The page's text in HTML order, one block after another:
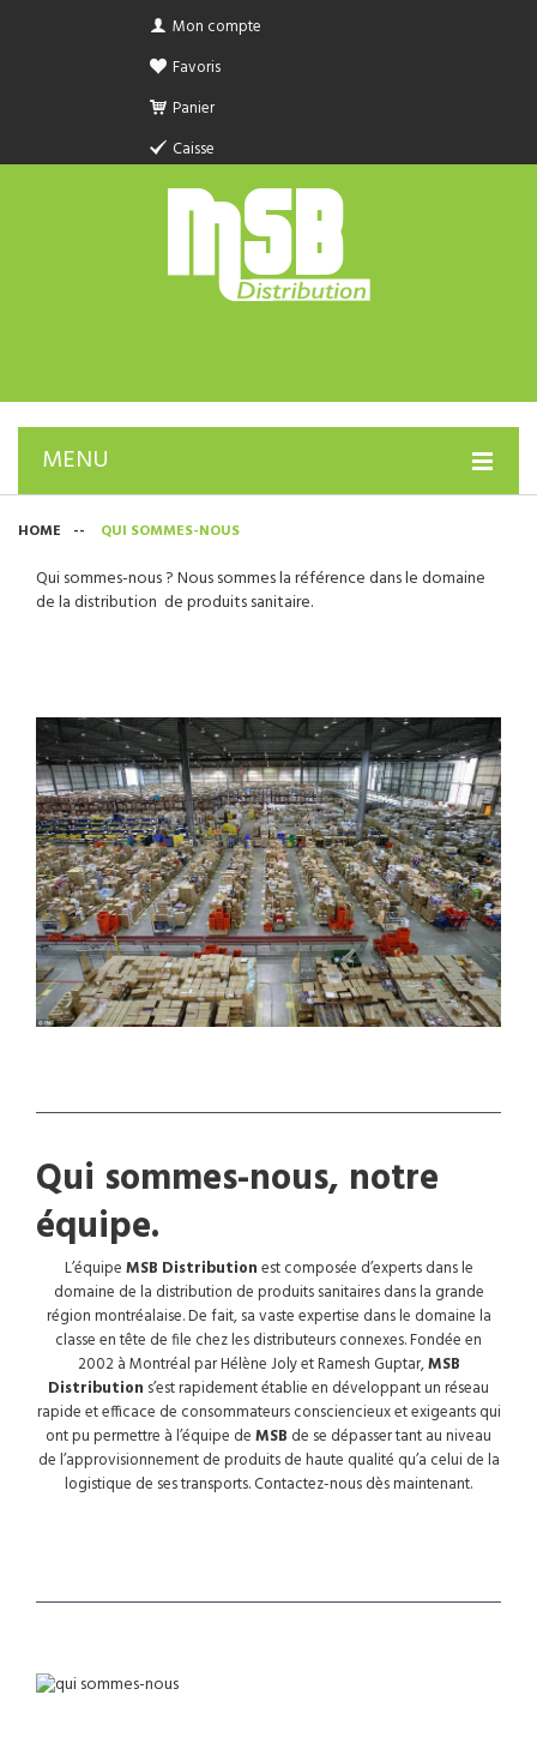
Mon compte
Favoris
Panier
Caisse
MENU
PRODUIT SANITAIRE.COM
NOS SERVICES
CONTACTEZ NOUS
HOME -- QUI SOMMES-NOUS
Qui sommes-nous ? Nous sommes la référence dans le domaine
de la distribution de produits sanitaire.
Qui sommes-nous, notre
équipe.
L’équipeMSB Distributionest composée d’experts dans le
domaine de la distribution de produits sanitaires dans la grande
régionmontréalaise.De fait, sa vaste expertise dans le domaine la
classe en tête de file chez les distributeurs connexes. Fondée en
2002 àMontréal par Hélène Joly et Ramesh Guptar,MSB
Distribution s’est rapidement établie en développant un réseau
rapide et efficace de consommateurs consciencieux et exigeants qui
ont pu permettre à l’équipe deMSB de se dépasser tant au niveau
de l’approvisionnement deproduitsde haute qualité qu’a celui de la
logistique de ses transports.Contactez-nousdès maintenant.